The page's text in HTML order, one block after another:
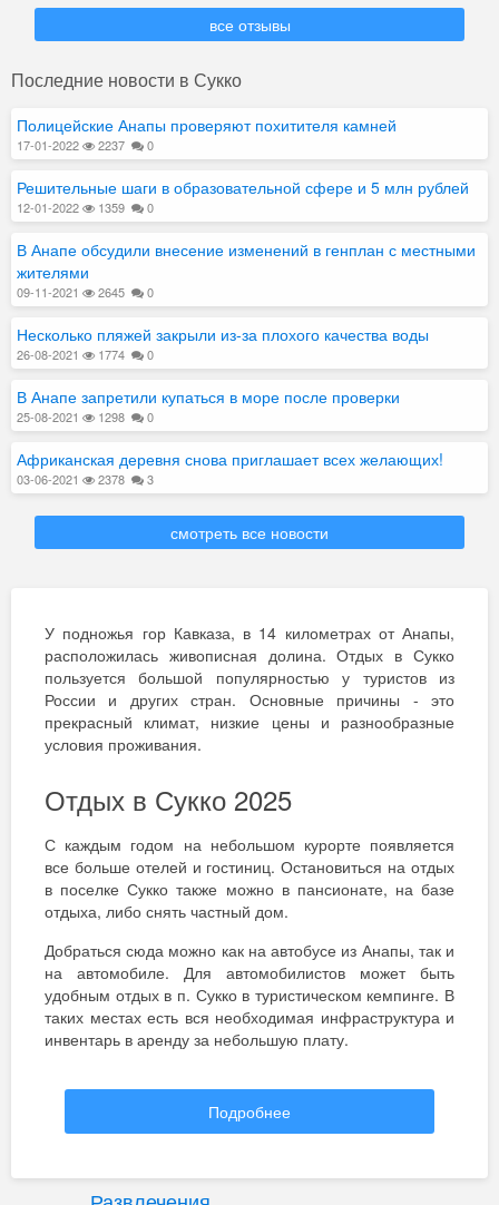
все отзывы
все отзывы
Выше всяких похвал!
заходили в ресторан. Все в ресторане продумано до
мелочей, меню, обслуживание, интерьер, ну и конечно,
ресторане настолько приятная и доброжелательная,
что хотелось возвращаться туда снова и снова!
Рейтинг:10.0 08-07-2019 Татьяна (Санкт-Петербург)
посещаем
окружение,
Рейтинг:10.0
Последние новости в Сукко
Полицейские Анапы проверяют похитителя камней
17-01-2022 2237 0
Решительные шаги в образовательной сфере и 5 млн рублей
12-01-2022 1359 0
В Анапе обсудили внесение изменений в генплан с местными
жителями
09-11-2021 2645 0
Несколько пляжей закрыли из-за плохого качества воды
26-08-2021 1774 0
В Анапе запретили купаться в море после проверки
25-08-2021 1298 0
Африканская деревня снова приглашает всех желающих!
03-06-2021 2378 3
смотреть все новости
У подножья гор Кавказа, в 14 километрах от Анапы,
расположилась живописная долина. Отдых в Сукко
пользуется большой популярностью у туристов из
России и других стран. Основные причины - это
прекрасный климат, низкие цены и разнообразные
условия проживания.
Отдых в Сукко 2025
С каждым годом на небольшом курорте появляется
все больше отелей и гостиниц. Остановиться на отдых
в поселке Сукко также можно в пансионате, на базе
отдыха, либо снять частный дом.
Добраться сюда можно как на автобусе из Анапы, так и
на автомобиле. Для автомобилистов может быть
удобным отдых в п. Сукко в туристическом кемпинге. В
таких местах есть вся необходимая инфраструктура и
инвентарь в аренду за небольшую плату.
молодежных компаний. В поселке есть много
Подробнее